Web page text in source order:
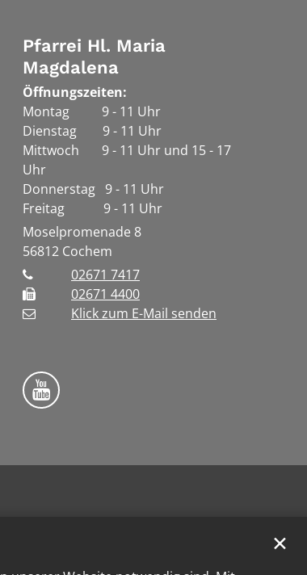
✕
Pfarrei Hl. Maria
Magdalena
Öffnungszeiten:
Montag 9 - 11 Uhr
Dienstag 9 - 11 Uhr
Mittwoch 9 - 11 Uhr und 15 - 17
Uhr
Donnerstag 9 - 11 Uhr
Freitag 9 - 11 Uhr
Moselpromenade 8
56812 Cochem
02671 7417
02671 4400
Klick zum E-Mail senden
Bistum Trier auf YouTube